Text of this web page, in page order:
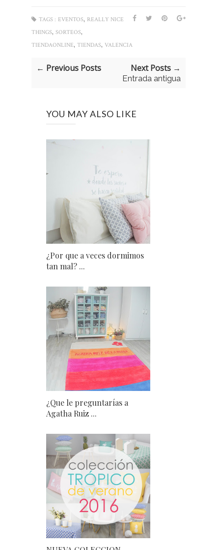
TAGS : EVENTOS, REALLY NICE
THINGS, SORTEOS,
TIENDAONLINE, TIENDAS, VALENCIA
← Previous Posts Next Posts →
Entrada antigua
YOU MAY ALSO LIKE
¿Por que a veces dormimos
tan mal? ...
¿Que le preguntarías a
Agatha Ruiz ...